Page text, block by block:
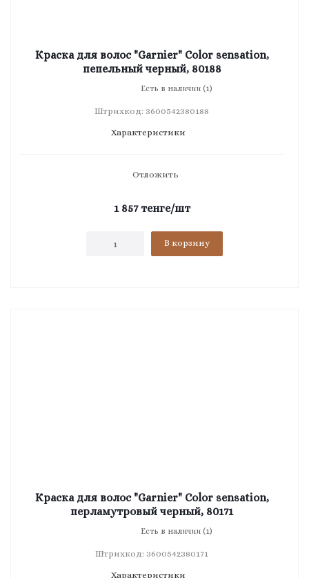
Краска для волос "Garnier" Color sensation,
пепельный черный, 80188
Есть в наличии (1)
Штрихкод: 3600542380188
Характеристики
Отложить
1 857тенге/шт
В корзину
Краска для волос "Garnier" Color sensation,
перламутровый черный, 80171
Есть в наличии (1)
Штрихкод: 3600542380171
Характеристики